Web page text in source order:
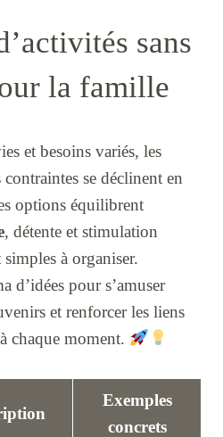
sans
la famille
et besoins variés, les
se déclinent en
options équilibrent
, détente et stimulation
à organiser.
d’idées pour s’amuser
et renforcer les liens
chaque moment.
Exemples
concrets